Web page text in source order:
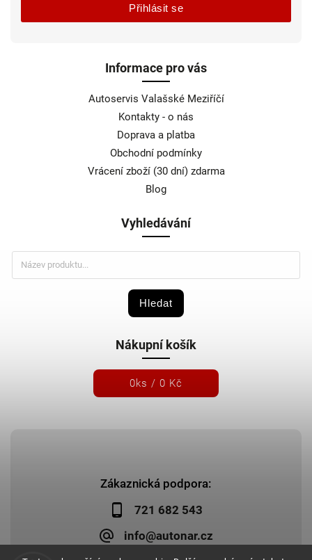
Zákaznická podpora:
721 682 543
info@autonar.cz
Informace pro vás
Autoservis Valašské Meziříčí
Kontakty - o nás
Doprava a platba
Obchodní podmínky
Vrácení zboží (30 dní) zdarma
Blog
Vyhledávání
Hledat
Nákupní košík
0ks / 0 Kč
Přihlásit se